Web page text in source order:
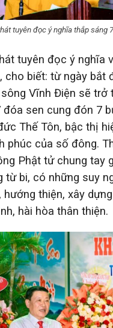
tuyên đọc ý nghĩa thắp sáng
tuyên đọc ý nghĩa
cho biết: từ ngày bắt
Vĩnh Điện sẽ trở
đóa sen cung đón 7
Thế Tôn, bậc thị
phúc của số đông.
Phật tử chung tay
từ bi, có những suy
thiện, xây
hài hòa thân thiện.